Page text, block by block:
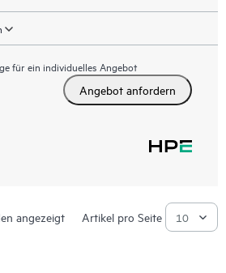
für ein individuelles Angebot
Angebot anfordern
angezeigt Artikel pro Seite